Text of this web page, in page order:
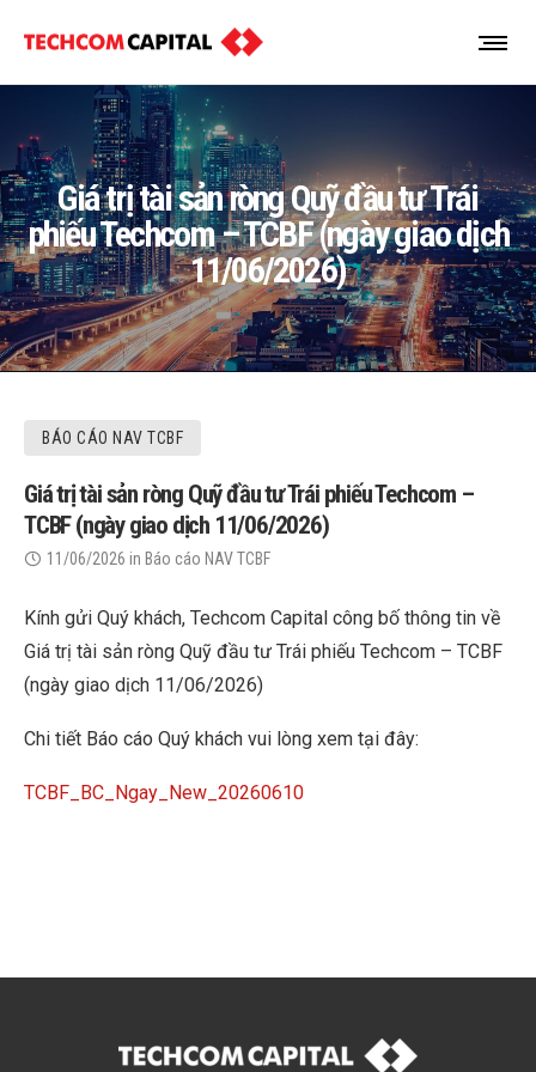
Giá trị tài sản ròng Quỹ đầu tư Trái
phiếu Techcom – TCBF (ngày giao dịch
11/06/2026)
BÁO CÁO NAV TCBF
Giá trị tài sản ròng Quỹ đầu tư Trái phiếu Techcom –
TCBF (ngày giao dịch 11/06/2026)
11/06/2026 in Báo cáo NAV TCBF
Kính gửi Quý khách, Techcom Capital công bố thông tin về
Giá trị tài sản ròng Quỹ đầu tư Trái phiếu Techcom – TCBF
(ngày giao dịch 11/06/2026)
Chi tiết Báo cáo Quý khách vui lòng xem tại đây:
TCBF_BC_Ngay_New_20260610